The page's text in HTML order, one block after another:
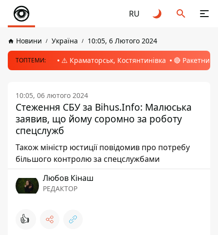
RU
Новини Україна 10:05, 6 Лютого 2024
ТОПТЕМИ: ⚠️ Краматорськ, Костянтинівка 🔴 Ракетний
10:05, 06 лютого 2024
Стеження СБУ за Bihus.Info: Малюська
заявив, що йому соромно за роботу
спецслужб
Також міністр юстиції повідомив про потребу
більшого контролю за спецслужбами
Любов Кінаш
РЕДАКТОР
👍